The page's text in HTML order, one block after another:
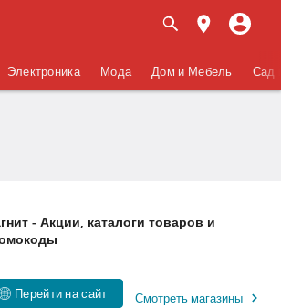
Электроника Мода Дом и Мебель Сад
- Акции, каталоги товаров и
Перейти на сайт Смотреть магазины